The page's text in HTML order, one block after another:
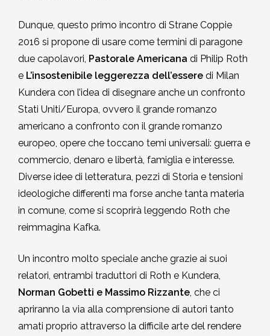
Dunque, questo primo incontro di Strane Coppie
2016 si propone di usare come termini di paragone
due capolavori, Pastorale Americana di Philip Roth
e L’insostenibile leggerezza dell’essere di Milan
Kundera con l’idea di disegnare anche un confronto
Stati Uniti/Europa, ovvero il grande romanzo
americano a confronto con il grande romanzo
europeo, opere che toccano temi universali: guerra e
commercio, denaro e libertà, famiglia e interesse.
Diverse idee di letteratura, pezzi di Storia e tensioni
ideologiche differenti ma forse anche tanta materia
in comune, come si scoprirà leggendo Roth che
reimmagina Kafka.
Un incontro molto speciale anche grazie ai suoi
relatori, entrambi traduttori di Roth e Kundera,
Norman Gobetti e Massimo Rizzante, che ci
apriranno la via alla comprensione di autori tanto
amati proprio attraverso la difficile arte del rendere